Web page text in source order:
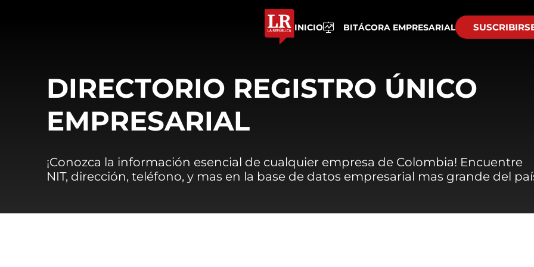
INICIO BITÁCORA EMPRESARIAL
DIRECTORIO REGISTRO ÚNICO
EMPRESARIAL
¡Conozca la información esencial de cualquier empresa de Colombia! Encuentre
NIT, dirección, teléfono, y mas en la base de datos empresarial mas grande del